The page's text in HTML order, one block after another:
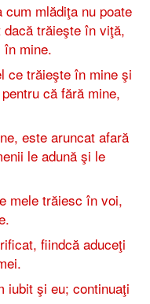
mlădiţa nu poate
trăieşte în viţă,
mine.
ce trăieşte în mine şi
că fără mine,
este aruncat afară
le adună şi le
mele trăiesc în voi,
fiindcă aduceţi
iubit şi eu; continuaţi